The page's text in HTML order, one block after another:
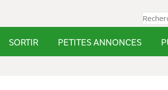
SORTIR PETITES ANNONCES